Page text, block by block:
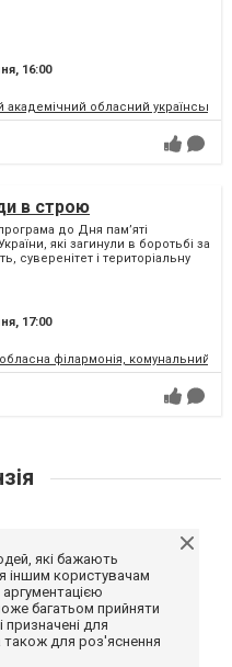
16:00
академічний обласний
в строю
до Дня пам’яті
які загинули в боротьбі за
суверенітет і територіальну
17:00
філармонія, комунальний
які бажають
іншим користувачам
багатьом прийняти
для
також для роз'яснення